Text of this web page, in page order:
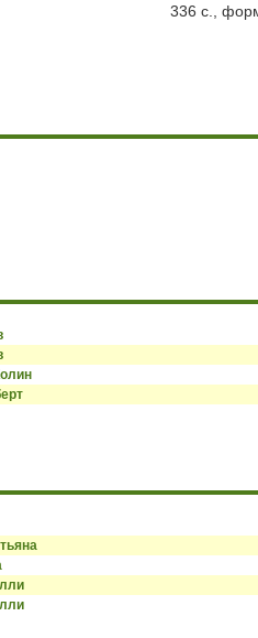
336 с.,